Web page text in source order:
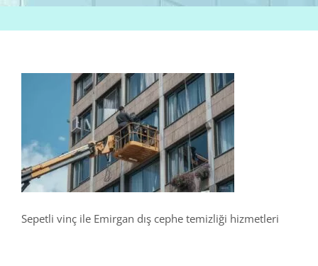
Sepetli vinç ile Emirgan dış cephe temizliği hizmetleri